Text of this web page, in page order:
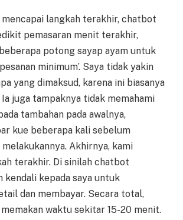
langkah terakhir, chatbot
pemasaran menit terakhir,
potong sayap ayam untuk
minimum’. Saya tidak yakin
yang dimaksud, karena ini biasanya
Ia juga tampaknya tidak memahami
tambahan pada awalnya,
kue beberapa kali sebelum
Akhirnya, kami
terakhir. Di sinilah chatbot
kendali kepada saya untuk
dan membayar. Secara total,
waktu sekitar 15-20 menit.